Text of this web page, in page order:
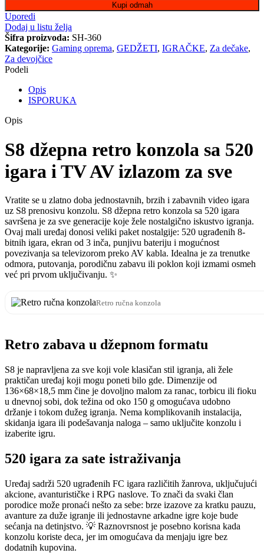
Kupi odmah
Uporedi
Dodaj u listu želja
Šifra proizvoda: SH-360
Kategorije: Gaming oprema, GEDŽETI, IGRAČKE, Za dečake,
Za devojčice
Podeli
Opis
ISPORUKA
Opis
S8 džepna retro konzola sa 520
igara i TV AV izlazom za sve
Vratite se u zlatno doba jednostavnih, brzih i zabavnih video igara
uz S8 prenosivu konzolu. S8 džepna retro konzola sa 520 igara
savršena je za sve generacije koje žele nostalgično iskustvo igranja.
Ovaj mali uređaj donosi veliki paket nostalgije: 520 ugrađenih 8-
bitnih igara, ekran od 3 inča, punjivu bateriju i mogućnost
povezivanja sa televizorom preko AV kabla. Idealna je za trenutke
odmora, putovanja, porodičnu zabavu ili poklon koji izmami osmeh
već pri prvom uključivanju. ✨
Retro ručna konzola
Retro zabava u džepnom formatu
S8 je napravljena za sve koji vole klasičan stil igranja, ali žele
praktičan uređaj koji mogu poneti bilo gde. Dimenzije od
136×68×18,5 mm čine je dovoljno malom za ranac, torbicu ili fioku
u dnevnoj sobi, dok težina od oko 150 g omogućava udobno
držanje i tokom dužeg igranja. Nema komplikovanih instalacija,
skidanja igara ili podešavanja naloga – samo uključite konzolu i
izaberite igru.
520 igara za sate istraživanja
Uređaj sadrži 520 ugrađenih FC igara različitih žanrova, uključujući
akcione, avanturističke i RPG naslove. To znači da svaki član
porodice može pronaći nešto za sebe: brze izazove za kratku pauzu,
avanture za duže igranje ili jednostavne arkadne igre koje bude
sećanja na detinjstvo. 💡 Raznovrsnost je posebno korisna kada
konzolu koriste deca, jer im omogućava da menjaju igre bez
dodatnih kupovina.